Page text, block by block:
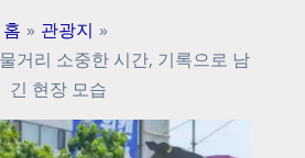
홈
관광지
거리 소중한 시간, 기록으로 남
긴 현장 모습